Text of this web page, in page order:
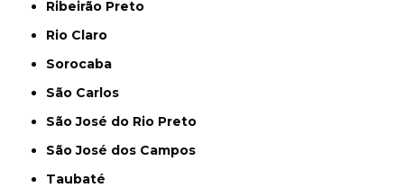
Ribeirão Preto
Rio Claro
Sorocaba
São Carlos
São José do Rio Preto
São José dos Campos
Taubaté